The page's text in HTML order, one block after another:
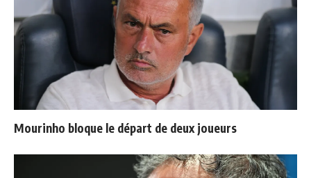
Mourinho bloque le départ de deux joueurs